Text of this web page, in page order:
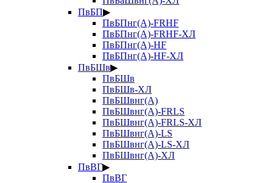
ПвБП▶
ПвБПнг(А)-FRHF
ПвБПнг(А)-FRHF-ХЛ
ПвБПнг(А)-HF
ПвБПнг(А)-HF-ХЛ
ПвБШв▶
ПвБШв
ПвБШв-ХЛ
ПвБШвнг(А)
ПвБШвнг(А)-FRLS
ПвБШвнг(А)-FRLS-ХЛ
ПвБШвнг(А)-LS
ПвБШвнг(А)-LS-ХЛ
ПвБШвнг(А)-ХЛ
ПвВГ▶
ПвВГ